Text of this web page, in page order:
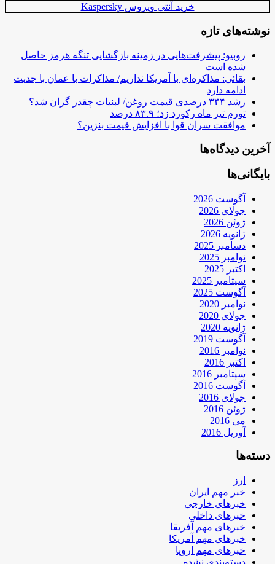
خرید آنتی ویروس Kaspersky
نوشته‌های تازه
روبیو: پیشرفت‌هایی در زمینه بازگشایی تنگه هرمز حاصل
شده است
بقائی: مذاکره‌ای با آمریکا نداریم/ مذاکرات با عمان با جدیت
ادامه دارد
رشد ۳۴۴ درصدی قیمت روغن/ لبنیات چقدر گران شد؟
تورم تیر ماه رکورد زد؛ ۸۳.۹ درصد
موافقت سران قوا با افزایش قیمت بنزین؟
آخرین دیدگاه‌ها
بایگانی‌ها
آگوست 2026
جولای 2026
ژوئن 2026
ژانویه 2026
دسامبر 2025
نوامبر 2025
اکتبر 2025
سپتامبر 2025
آگوست 2025
نوامبر 2020
جولای 2020
ژانویه 2020
آگوست 2019
نوامبر 2016
اکتبر 2016
سپتامبر 2016
آگوست 2016
جولای 2016
ژوئن 2016
می 2016
آوریل 2016
دسته‌ها
ارز
خبر مهم ایران
خبرهای خارجی
خبرهای داخلی
خبرهای مهم آفریقا
خبرهای مهم آمریکا
خبرهای مهم اروپا
دسته‌بندی نشده